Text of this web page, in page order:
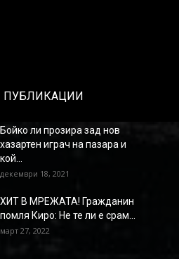
ПУБЛИКАЦИИ
Бойко ли прозира зад нов
хазартен играч на пазара и
кой...
декември 18, 2021
ХИТ В МРЕЖАТА! Гражданин
помля Киро: Не те ли е срам...
март 27, 2022